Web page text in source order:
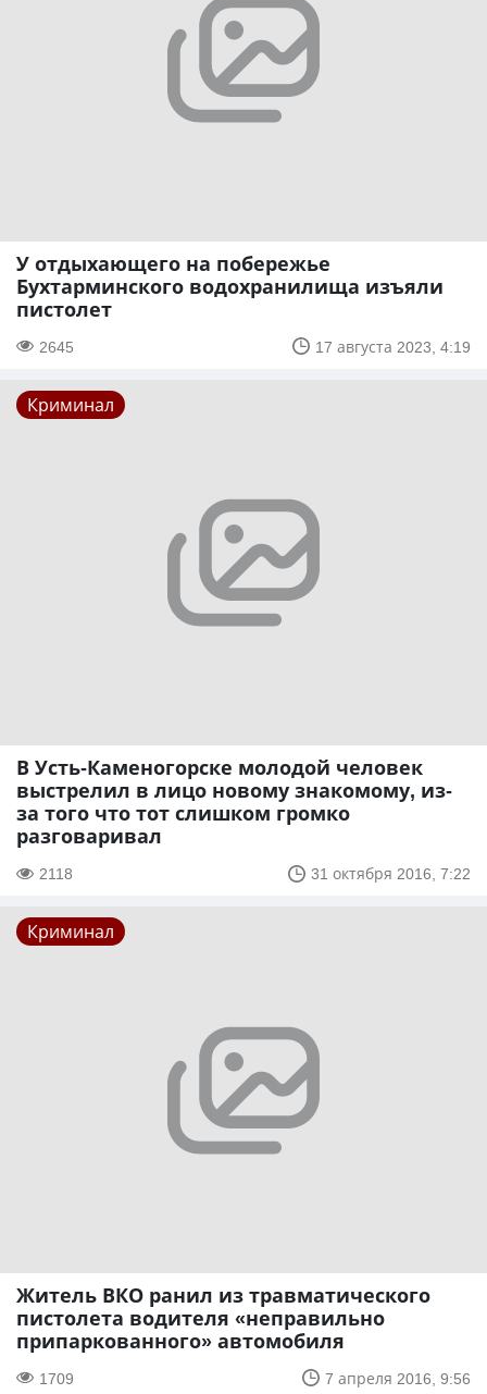
У отдыхающего на побережье
Бухтарминского водохранилища изъяли
пистолет
2645 17 августа 2023, 4:19
Криминал
В Усть-Каменогорске молодой человек
выстрелил в лицо новому знакомому, из-
за того что тот слишком громко
разговаривал
2118 31 октября 2016, 7:22
Криминал
Житель ВКО ранил из травматического
пистолета водителя «неправильно
припаркованного» автомобиля
1709 7 апреля 2016, 9:56